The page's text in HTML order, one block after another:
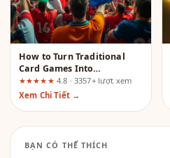
How to Turn Traditional
Card Games Into
Calculated Probability
Plays
★★★★★ 4.8 · 3357+ lượt xem
Xem Chi Tiết →
BẠN CÓ THỂ THÍCH